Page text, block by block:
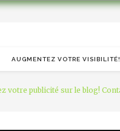
AUGMENTEZ VOTRE VISIBILITÉ!